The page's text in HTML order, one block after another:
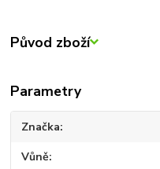
Původ zboží
Parametry
Značka
Vůně